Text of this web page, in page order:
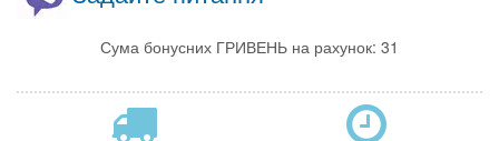
Сума бонусних ГРИВЕНЬ на рахунок: 31